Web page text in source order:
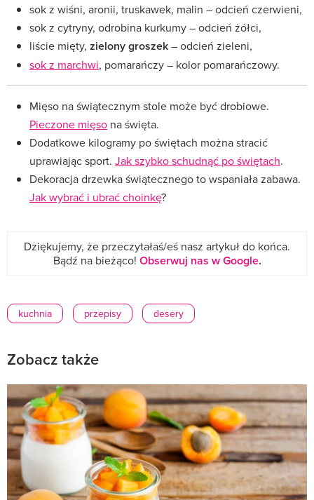
sok z wiśni, aronii, truskawek, malin – odcień czerwieni,
sok z cytryny, odrobina kurkumy – odcień żółci,
liście mięty, zielony groszek– odcień zieleni,
sok z marchwi, pomarańczy – kolor pomarańczowy.
Mięso na świątecznym stole może być drobiowe.
Pieczone mięso na święta.
Dodatkowe kilogramy po świętach można stracić
uprawiając sport. Jak szybko schudnąć po świętach.
Dekoracja drzewka świątecznego to wspaniała zabawa.
Jak wybrać i ubrać choinkę?
Dziękujemy, że przeczytałaś/eś nasz artykuł do końca.
Bądź na bieżąco! Obserwuj nas w Google.
kuchnia przepisy desery
Zobacz także